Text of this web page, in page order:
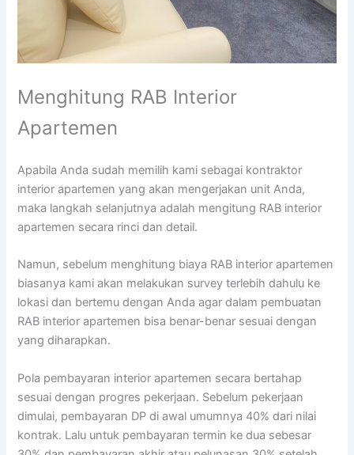
Menghitung RAB Interior
Apartemen
Apabila Anda sudah memilih kami sebagai kontraktor
interior apartemen yang akan mengerjakan unit Anda,
maka langkah selanjutnya adalah mengitung RAB interior
apartemen secara rinci dan detail.
Namun, sebelum menghitung biaya RAB interior apartemen
biasanya kami akan melakukan survey terlebih dahulu ke
lokasi dan bertemu dengan Anda agar dalam pembuatan
RAB interior apartemen bisa benar-benar sesuai dengan
yang diharapkan.
Pola pembayaran interior apartemen secara bertahap
sesuai dengan progres pekerjaan. Sebelum pekerjaan
dimulai, pembayaran DP di awal umumnya 40% dari nilai
kontrak. Lalu untuk pembayaran termin ke dua sebesar